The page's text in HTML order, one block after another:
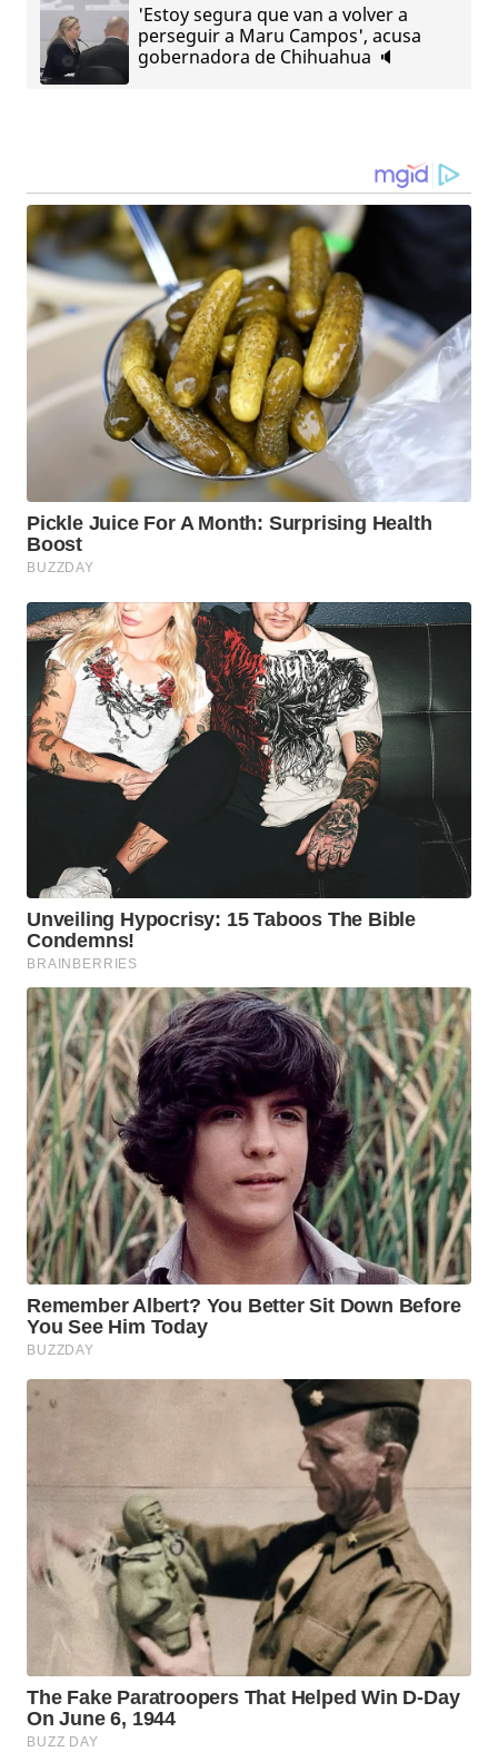
'Estoy segura que van a volver a
perseguir a Maru Campos', acusa
gobernadora de Chihuahua 🔈